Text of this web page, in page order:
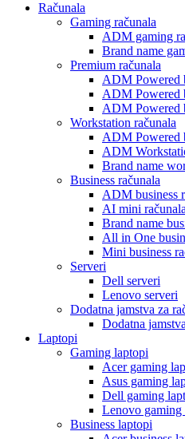
Računala
Gaming računala
ADM gaming
Brand name
Premium računala
ADM Powered
ADM Powered
ADM Powered
Workstation računala
ADM Powered
ADM
Brand name
Business računala
ADM business
AI mini računala
Brand name
All in One
Mini business
Serveri
Dell serveri
Lenovo serveri
Dodatna jamstva za
Dodatna
Laptopi
Gaming laptopi
Acer gaming
Asus gaming
Dell gaming
Lenovo gaming
Business laptopi